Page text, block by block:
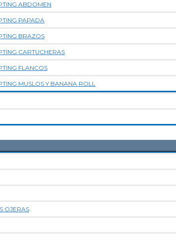
ABDOMEN
PAPADA
BRAZOS
CARTUCHERAS
FLANCOS
MUSLOS Y BANANA ROLL
OJERAS